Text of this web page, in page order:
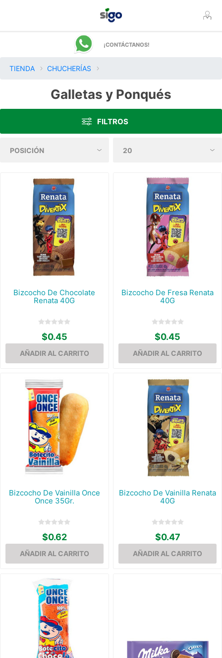
¡CONTÁCTANOS!
TIENDA CHUCHERÍAS
Galletas y Ponqués
FILTROS
Bizcocho De Chocolate
Renata 40G
$0.45
Bizcocho De Fresa Renata
40G
$0.45
Bizcocho De Vainilla Once
Once 35Gr.
$0.62
Bizcocho De Vainilla Renata
40G
$0.47